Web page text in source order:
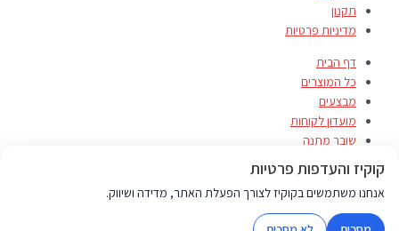
תקנון
מדיניות פרטיות
דף הבית
כל המוצרים
מבצעים
מועדון לקוחות
שובר מתנה
צור קשר
תקנון
מדיניות פרטיות
קוקיז והעדפות פרטיות
אנחנו משתמשים בקוקיז לצורך הפעלת האתר, מדידה ושיווק.